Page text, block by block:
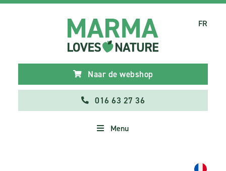
Naar de webshop
016 63 27 36
Menu
FR